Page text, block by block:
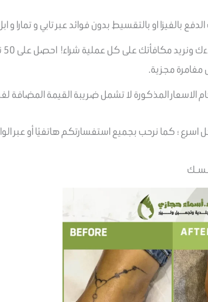
بالفيزا او بالتقسيط بدون فوائد عبر تابي و تمارا و
مغامرة مجزية.
الاسعار المذكورة لا تشمل ضريبة القيمة المضافة
؛ كما نرحب بجميع استفسارتكم هاتفيًا أو عبر